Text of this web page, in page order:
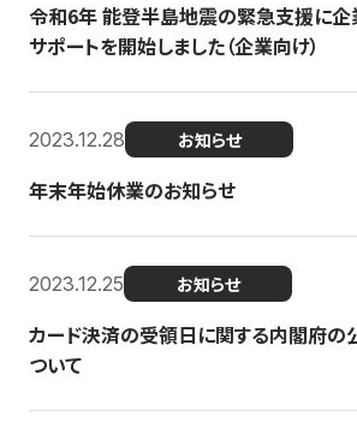
令和6年 能登半島地震の緊急支援に企
サポートを開始しました（企業向け）
2023.12.28 お知らせ
年末年始休業のお知らせ
2023.12.25 お知らせ
カード決済の受領日に関する内閣府の
ついて